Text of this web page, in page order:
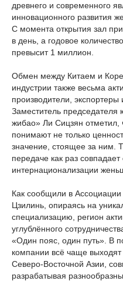
древнего и современного
инновационного развития
С момента открытия зал
в день, а годовое
превысит 1 миллион.
Обмен между Китаем и
индустрии также весьма
производители,
Заместитель председателя
жибао» Ли Сицзян отметил,
понимают не только
значение, стоящее за ним.
передаче как раз
интернационализации
Как сообщили в
Цзилинь, опираясь на
специализацию, регион
углублённого
«Один пояс, один путь». В
компании всё чаще
Северо-Восточной Азии,
разрабатывая